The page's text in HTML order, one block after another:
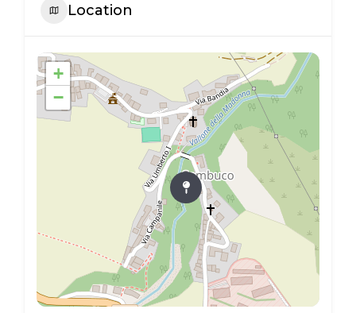
Location
+
−